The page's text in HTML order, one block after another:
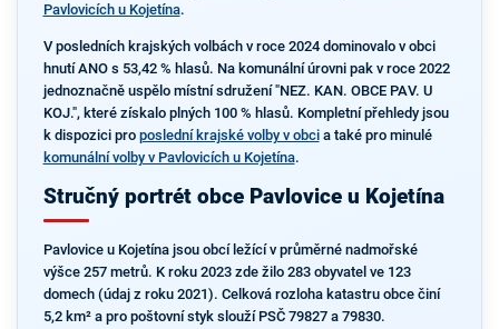
Pavlovicích u Kojetína.
V posledních krajských volbách v roce 2024 dominovalo v obci
hnutí ANO s 53,42 % hlasů. Na komunální úrovni pak v roce 2022
jednoznačně uspělo místní sdružení "NEZ. KAN. OBCE PAV. U
KOJ.", které získalo plných 100 % hlasů. Kompletní přehledy jsou
k dispozici pro poslední krajské volby v obcia také pro minulé
komunální volby v Pavlovicích u Kojetína.
Stručný portrét obce Pavlovice u Kojetína
Pavlovice u Kojetína jsou obcí ležící v průměrné nadmořské
výšce 257 metrů. K roku 2023 zde žilo 283 obyvatel ve 123
domech (údaj z roku 2021). Celková rozloha katastru obce činí
5,2 km² a pro poštovní styk slouží PSČ 79827 a 79830.